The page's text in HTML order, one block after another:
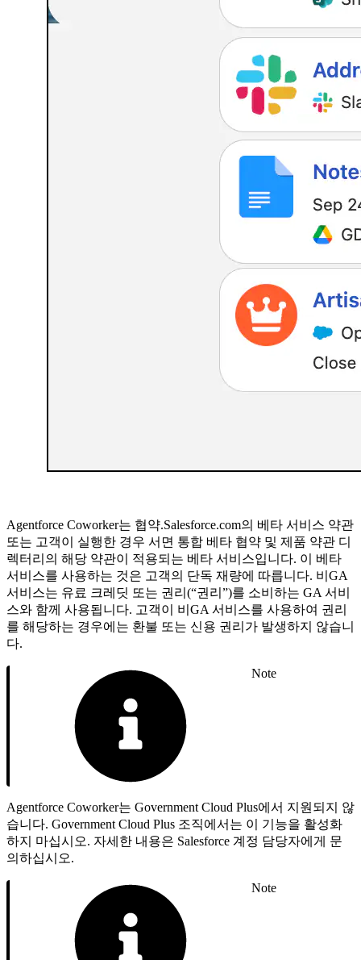
Agentforce Coworker는 협약.Salesforce.com의 베타 서비스 약관
또는 고객이 실행한 경우 서면 통합 베타 협약 및 제품 약관 디
렉터리의 해당 약관이 적용되는 베타 서비스입니다. 이 베타
서비스를 사용하는 것은 고객의 단독 재량에 따릅니다. 비GA
서비스는 유료 크레딧 또는 권리(“권리”)를 소비하는 GA 서비
스와 함께 사용됩니다. 고객이 비GA 서비스를 사용하여 권리
를 해당하는 경우에는 환불 또는 신용 권리가 발생하지 않습니
다.
Note
Agentforce Coworker는 Government Cloud Plus에서 지원되지 않
습니다. Government Cloud Plus 조직에서는 이 기능을 활성화
하지 마십시오. 자세한 내용은 Salesforce 계정 담당자에게 문
의하십시오.
Note